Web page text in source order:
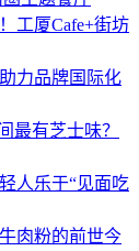
工厦Cafe+街坊
力品牌国际化
最有芝士味？
人乐于“见面吃
肉粉的前世今